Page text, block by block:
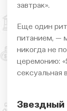
завтрак».
Еще один
питанием, —
никогда не
церемонию:
сексуальная
Звездный